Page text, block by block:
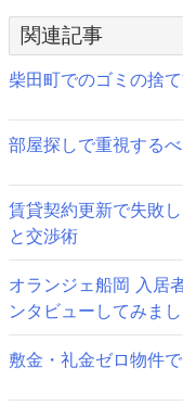
ナ
ビ
ー
シ
ョ
ン
関連記事
柴田町でのゴミの捨
部屋探しで重視する
賃貸契約更新で失敗
と交渉術
オランジェ船岡 入居
ンタビューしてみま
敷金・礼金ゼロ物件